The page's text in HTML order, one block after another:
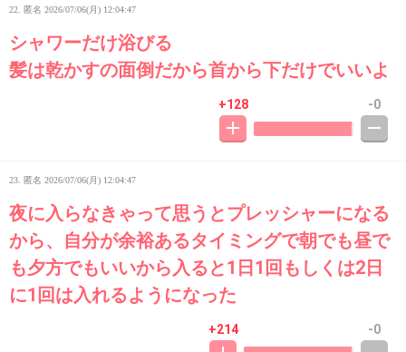
22. 匿名 2026/07/06(月) 12:04:47
シャワーだけ浴びる
髪は乾かすの面倒だから首から下だけでいいよ
+128 -0
23. 匿名 2026/07/06(月) 12:04:47
夜に入らなきゃって思うとプレッシャーになる
から、自分が余裕あるタイミングで朝でも昼で
も夕方でもいいから入ると1日1回もしくは2日
に1回は入れるようになった
+214 -0